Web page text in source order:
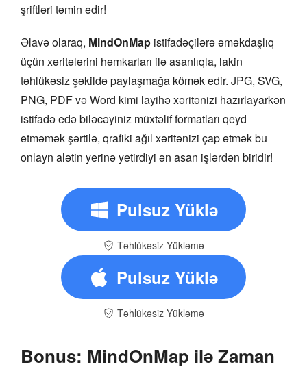
şriftləri təmin edir!
Əlavə olaraq, MindOnMap istifadəçilərə əməkdaşlıq
üçün xəritələrini həmkarları ilə asanlıqla, lakin
təhlükəsiz şəkildə paylaşmağa kömək edir. JPG, SVG,
PNG, PDF və Word kimi layihə xəritənizi hazırlayarkən
istifadə edə biləcəyiniz müxtəlif formatları qeyd
etməmək şərtilə, qrafiki ağıl xəritənizi çap etmək bu
onlayn alətin yerinə yetirdiyi ən asan işlərdən biridir!
Pulsuz Yüklə
Təhlükəsiz Yükləmə
Pulsuz Yüklə
Təhlükəsiz Yükləmə
Bonus: MindOnMap ilə Zaman